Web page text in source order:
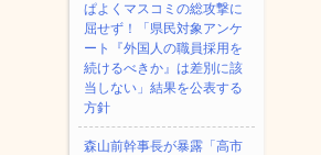
ぱよくマスコミの総攻撃に
屈せず！「県民対象アンケ
ート『外国人の職員採用を
続けるべきか』は差別に該
当しない」結果を公表する
方針
森山前幹事長が暴露「高市